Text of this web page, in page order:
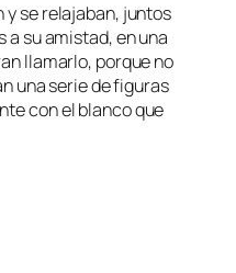
se relajaban, juntos
su amistad, en una
llamarlo, porque no
una serie de figuras
con el blanco que